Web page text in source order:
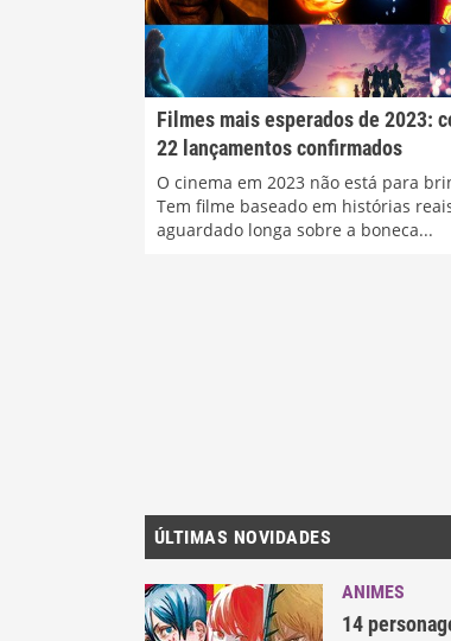
Filmes mais esperados de 2023:
22 lançamentos confirmados
O cinema em 2023 não está para
Tem filme baseado em histórias
aguardado longa sobre a boneca...
ÚLTIMAS NOVIDADES
ANIMES
14